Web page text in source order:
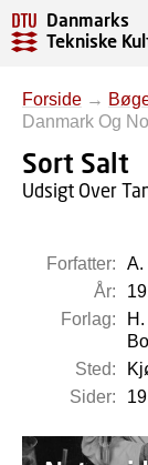
Danmarks
Tekniske
Forside →
Danmark Og
Sort Salt
Udsigt Over
Forfatter:
A.
År:
Forlag:
Sted:
Sider:
19